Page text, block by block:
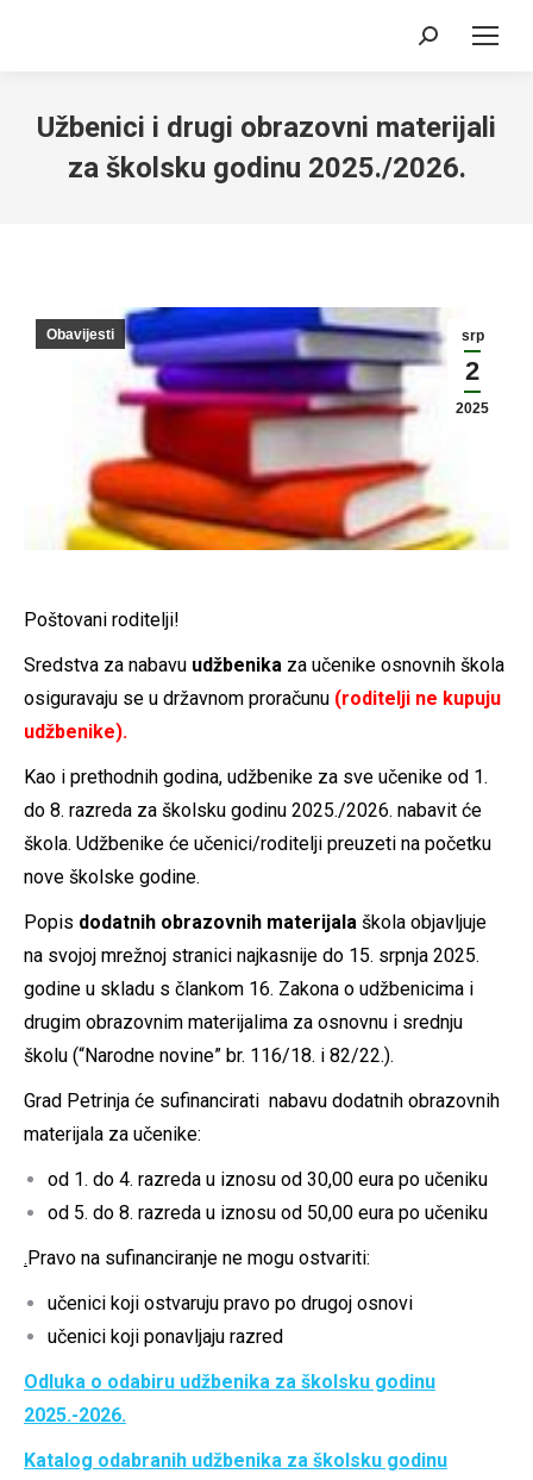
Search:
Užbenici i drugi obrazovni materijali
za školsku godinu 2025./2026.
srp
2
2025
Obavijesti
Poštovani roditelji!
Sredstva za nabavu udžbenika za učenike osnovnih škola
osiguravaju se u državnom proračunu (roditelji ne kupuju
udžbenike).
Kao i prethodnih godina, udžbenike za sve učenike od 1.
do 8. razreda za školsku godinu 2025./2026. nabavit će
škola. Udžbenike će učenici/roditelji preuzeti na početku
nove školske godine.
Popis dodatnih obrazovnih materijala škola objavljuje
na svojoj mrežnoj stranici najkasnije do 15. srpnja 2025.
godine u skladu s člankom 16. Zakona o udžbenicima i
drugim obrazovnim materijalima za osnovnu i srednju
školu (“Narodne novine” br. 116/18. i 82/22.).
Grad Petrinja će sufinancirati nabavu dodatnih obrazovnih
materijala za učenike:
od 1. do 4. razreda u iznosu od 30,00 eura po učeniku
od 5. do 8. razreda u iznosu od 50,00 eura po učeniku
.Pravo na sufinanciranje ne mogu ostvariti:
učenici koji ostvaruju pravo po drugoj osnovi
učenici koji ponavljaju razred
Odluka o odabiru udžbenika za školsku godinu
2025.-2026.
Katalog odabranih udžbenika za školsku godinu